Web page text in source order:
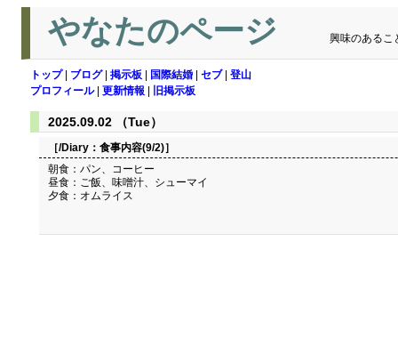
やなたのページ 興味のあるこ
トップ| ブログ| 掲示板 国際結婚 セブ| 登山
プロフィール| 更新情報 旧掲示板
2025.09.02 （Tue）
［/Diary： 食事内容(9/2)］
朝食：パン、コーヒー
昼食：ご飯、味噌汁、シューマイ
夕食：オムライス